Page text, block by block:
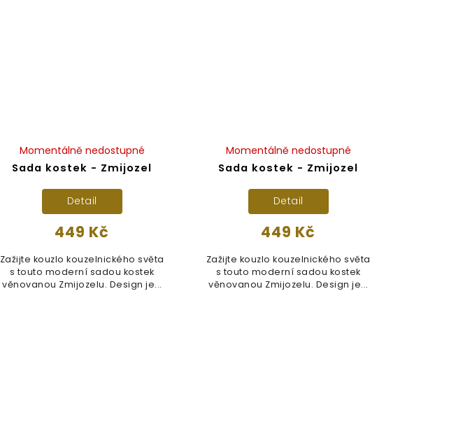
Sada kostek - Zmijozel
Momentálně nedostupné
449 Kč
Detail
Zažijte kouzlo kouzelnického světa
s touto moderní sadou kostek
věnovanou Zmijozelu. Design je...
Sada kostek - Zmijozel
Momentálně nedostupné
449 Kč
Detail
Zažijte kouzlo kouzelnického světa
s touto moderní sadou kostek
věnovanou Zmijozelu. Design je...